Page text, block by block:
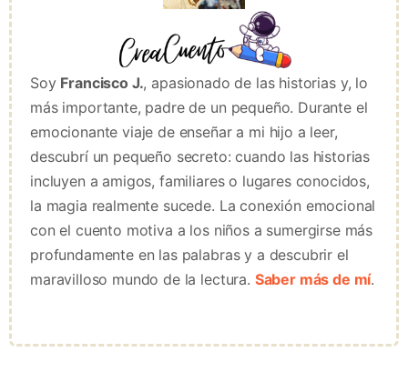
Soy Francisco J., apasionado de las historias y, lo
más importante, padre de un pequeño. Durante el
emocionante viaje de enseñar a mi hijo a leer,
descubrí un pequeño secreto: cuando las historias
incluyen a amigos, familiares o lugares conocidos,
la magia realmente sucede. La conexión emocional
con el cuento motiva a los niños a sumergirse más
profundamente en las palabras y a descubrir el
maravilloso mundo de la lectura. Saber más de mí.